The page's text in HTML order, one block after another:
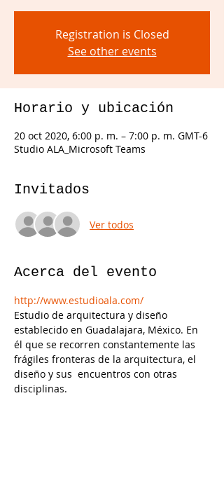
Registration is Closed
See other events
Horario y ubicación
20 oct 2020, 6:00 p. m. – 7:00 p. m. GMT-6
Studio ALA_Microsoft Teams
Invitados
Ver todos
Acerca del evento
http://www.estudioala.com/
Estudio de arquitectura y diseño
establecido en Guadalajara, México. En
él que se recorren constantemente las
frágiles fronteras de la arquitectura, el
diseño y sus  encuentros con otras
disciplinas.